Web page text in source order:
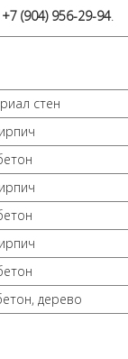
+7 (904) 956-29-94.
стен
дерево